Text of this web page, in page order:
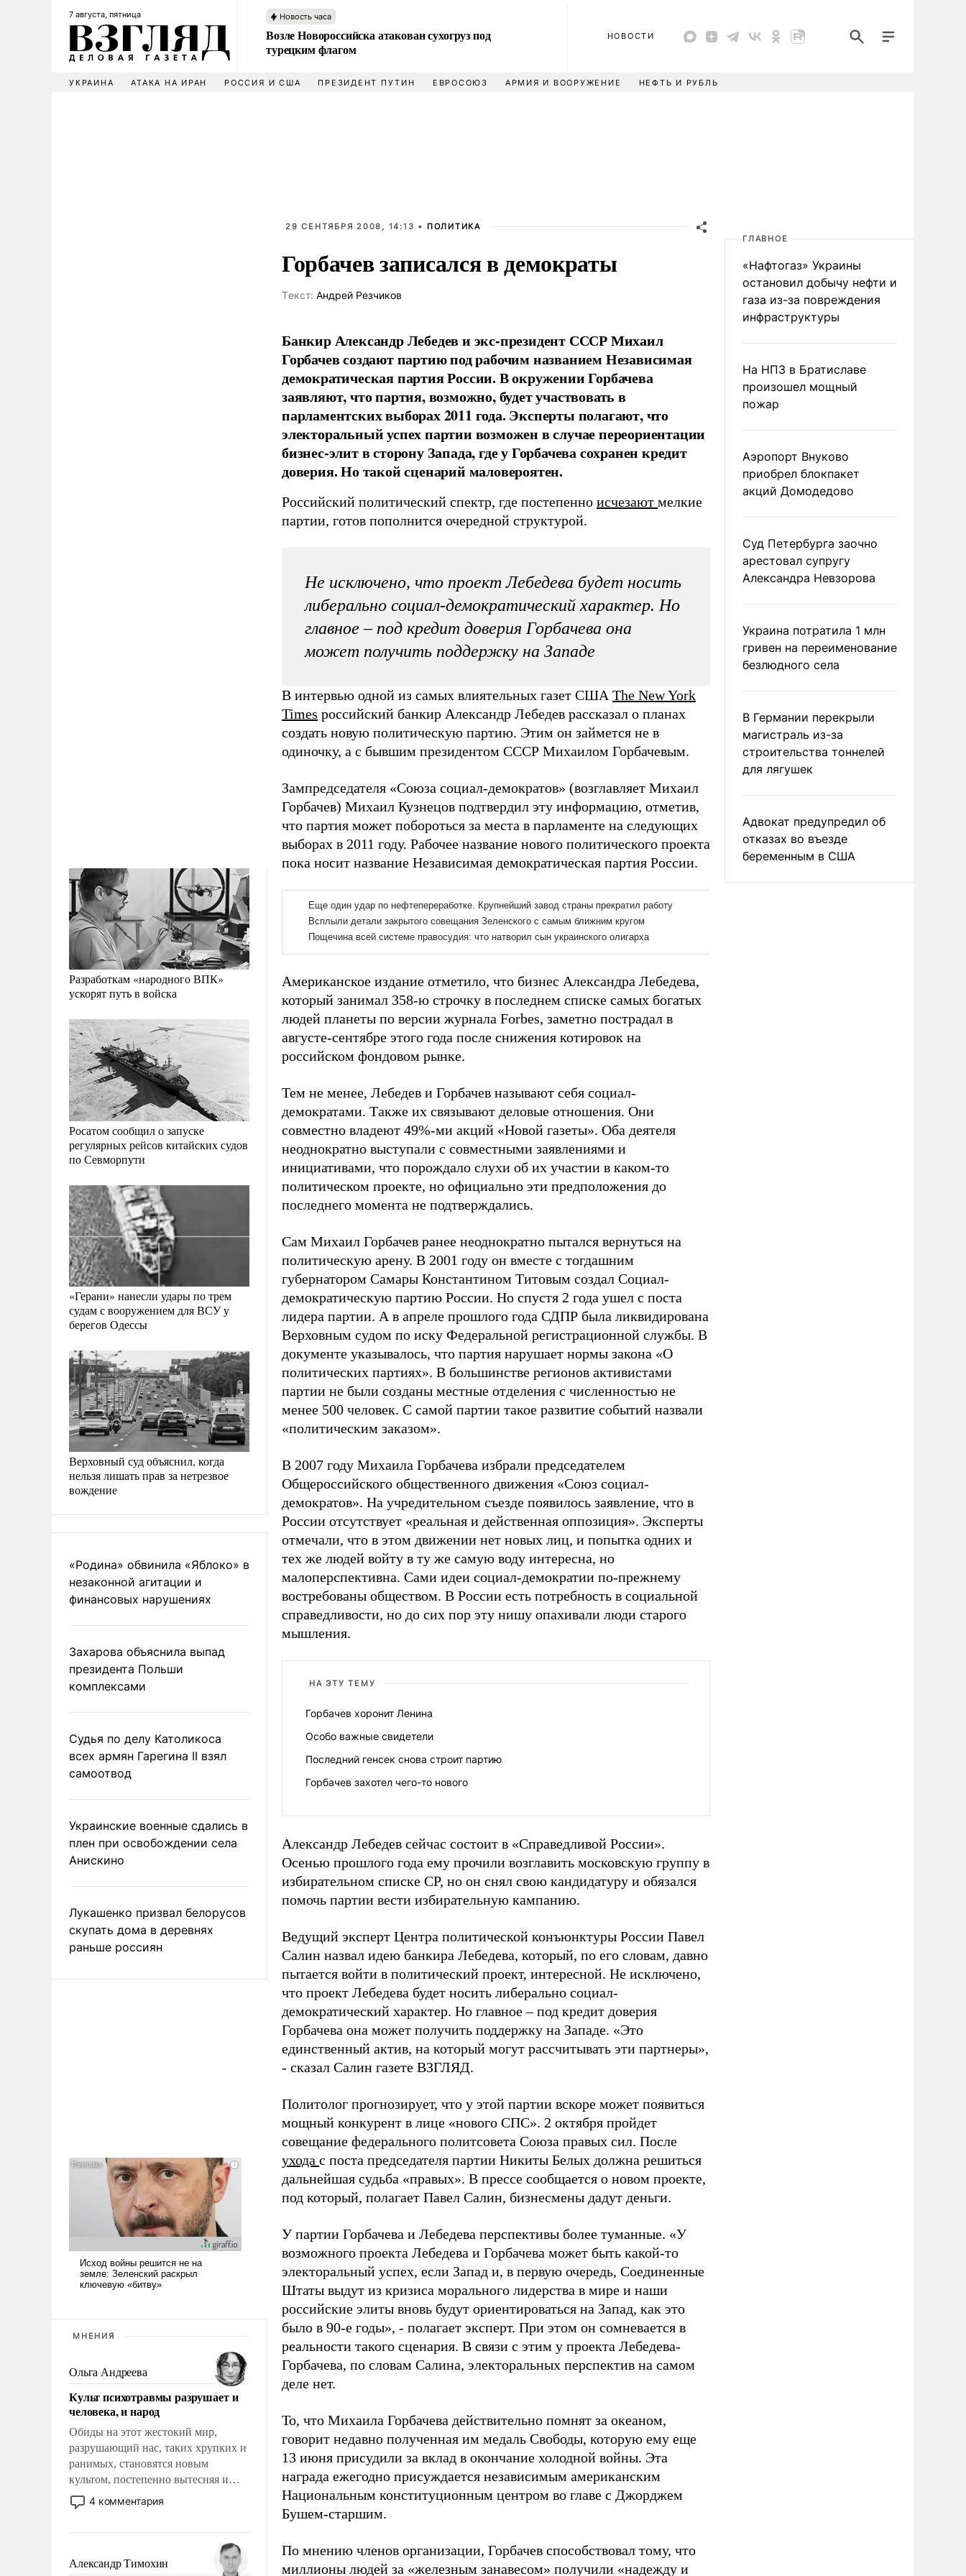
7 августа, пятница Новость часа
Возле Новороссийска атакован сухогруз под
турецким флагом
НОВОСТИ
УКРАИНА АТАКА НА ИРАН РОССИЯ И США ПРЕЗИДЕНТ ПУТИН ЕВРОСОЮЗ АРМИЯ И ВООРУЖЕНИЕ НЕФТЬ И РУБЛЬ
Разработкам «народного ВПК»
ускорят путь в войска
Росатом сообщил о запуске
регулярных рейсов китайских судов
по Севморпути
«Герани» нанесли удары по трем
судам с вооружением для ВСУ у
берегов Одессы
Верховный суд объяснил, когда
нельзя лишать прав за нетрезвое
вождение
«Родина» обвинила «Яблоко» в
незаконной агитации и
финансовых нарушениях
Захарова объяснила выпад
президента Польши
комплексами
Судья по делу Католикоса
всех армян Гарегина II взял
самоотвод
Украинские военные сдались в
плен при освобождении села
Анискино
Лукашенко призвал белорусов
скупать дома в деревнях
раньше россиян
МНЕНИЯ
Ольга Андреева
Культ психотравмы разрушает и
человека, и народ
Обиды на этот жестокий мир,
разрушающий нас, таких хрупких и
ранимых, становятся новым
культом, постепенно вытесняя и
отменяя традиционное требование к
человеку – быть мужественным и
на себя ответственность, помогать
слабым, идти вперед и
4 комментария
Александр Тимохин
29 СЕНТЯБРЯ 2008, 14:13 • ПОЛИТИКА
Горбачев записался в демократы
Tекст: Андрей Резчиков
Банкир Александр Лебедев и экс-президент СССР Михаил
Горбачев создают партию под рабочим названием Независимая
демократическая партия России. В окружении Горбачева
заявляют, что партия, возможно, будет участвовать в
парламентских выборах 2011 года. Эксперты полагают, что
электоральный успех партии возможен в случае переориентации
бизнес-элит в сторону Запада, где у Горбачева сохранен кредит
доверия. Но такой сценарий маловероятен.
Российский политический спектр, где постепенно исчезают мелкие
партии, готов пополнится очередной структурой.
Не исключено, что проект Лебедева будет носить
либерально социал-демократический характер. Но
главное – под кредит доверия Горбачева она
может получить поддержку на Западе
В интервью одной из самых влиятельных газет США The New York
Times российский банкир Александр Лебедев рассказал о планах
создать новую политическую партию. Этим он займется не в
одиночку, а с бывшим президентом СССР Михаилом Горбачевым.
Зампредседателя «Союза социал-демократов» (возглавляет Михаил
Горбачев) Михаил Кузнецов подтвердил эту информацию, отметив,
что партия может побороться за места в парламенте на следующих
выборах в 2011 году. Рабочее название нового политического проекта
пока носит название Независимая демократическая партия России.
Американское издание отметило, что бизнес Александра Лебедева,
который занимал 358-ю строчку в последнем списке самых богатых
людей планеты по версии журнала Forbes, заметно пострадал в
августе-сентябре этого года после снижения котировок на
российском фондовом рынке.
Тем не менее, Лебедев и Горбачев называют себя социал-
демократами. Также их связывают деловые отношения. Они
совместно владеют 49%-ми акций «Новой газеты». Оба деятеля
неоднократно выступали с совместными заявлениями и
инициативами, что порождало слухи об их участии в каком-то
политическом проекте, но официально эти предположения до
последнего момента не подтверждались.
Сам Михаил Горбачев ранее неоднократно пытался вернуться на
политическую арену. В 2001 году он вместе с тогдашним
губернатором Самары Константином Титовым создал Социал-
демократическую партию России. Но спустя 2 года ушел с поста
лидера партии. А в апреле прошлого года СДПР была ликвидирована
Верховным судом по иску Федеральной регистрационной службы. В
документе указывалось, что партия нарушает нормы закона «О
политических партиях». В большинстве регионов активистами
партии не были созданы местные отделения с численностью не
менее 500 человек. С самой партии такое развитие событий назвали
«политическим заказом».
В 2007 году Михаила Горбачева избрали председателем
Общероссийского общественного движения «Союз социал-
демократов». На учредительном съезде появилось заявление, что в
России отсутствует «реальная и действенная оппозиция». Эксперты
отмечали, что в этом движении нет новых лиц, и попытка одних и
тех же людей войту в ту же самую воду интересна, но
малоперспективна. Сами идеи социал-демократии по-прежнему
востребованы обществом. В России есть потребность в социальной
справедливости, но до сих пор эту нишу опахивали люди старого
мышления.
НА ЭТУ ТЕМУ
Горбачев хоронит Ленина
Особо важные свидетели
Последний генсек снова строит партию
Горбачев захотел чего-то нового
Александр Лебедев сейчас состоит в «Справедливой России».
Осенью прошлого года ему прочили возглавить московскую группу в
избирательном списке СР, но он снял свою кандидатуру и обязался
помочь партии вести избирательную кампанию.
Ведущий эксперт Центра политической конъюнктуры России Павел
Салин назвал идею банкира Лебедева, который, по его словам, давно
пытается войти в политический проект, интересной. Не исключено,
что проект Лебедева будет носить либерально социал-
демократический характер. Но главное – под кредит доверия
Горбачева она может получить поддержку на Западе. «Это
единственный актив, на который могут рассчитывать эти партнеры»,
- сказал Салин газете ВЗГЛЯД.
Политолог прогнозирует, что у этой партии вскоре может появиться
мощный конкурент в лице «нового СПС». 2 октября пройдет
совещание федерального политсовета Союза правых сил. После
ухода с поста председателя партии Никиты Белых должна решиться
дальнейшая судьба «правых». В прессе сообщается о новом проекте,
под который, полагает Павел Салин, бизнесмены дадут деньги.
У партии Горбачева и Лебедева перспективы более туманные. «У
возможного проекта Лебедева и Горбачева может быть какой-то
электоральный успех, если Запад и, в первую очередь, Соединенные
Штаты выдут из кризиса морального лидерства в мире и наши
российские элиты вновь будут ориентироваться на Запад, как это
было в 90-е годы», - полагает эксперт. При этом он сомневается в
реальности такого сценария. В связи с этим у проекта Лебедева-
Горбачева, по словам Салина, электоральных перспектив на самом
деле нет.
То, что Михаила Горбачева действительно помнят за океаном,
говорит недавно полученная им медаль Свободы, которую ему еще
13 июня присудили за вклад в окончание холодной войны. Эта
награда ежегодно присуждается независимым американским
Национальным конституционным центром во главе с Джорджем
Бушем-старшим.
По мнению членов организации, Горбачев способствовал тому, что
миллионы людей за «железным занавесом» получили «надежду и
ГЛАВНОЕ
«Нафтогаз» Украины
остановил добычу нефти и
газа из-за повреждения
инфраструктуры
На НПЗ в Братиславе
произошел мощный
пожар
Аэропорт Внуково
приобрел блокпакет
акций Домодедово
Суд Петербурга заочно
арестовал супругу
Александра Невзорова
Украина потратила 1 млн
гривен на переименование
безлюдного села
В Германии перекрыли
магистраль из-за
строительства тоннелей
для лягушек
Адвокат предупредил об
отказах во въезде
беременным в США